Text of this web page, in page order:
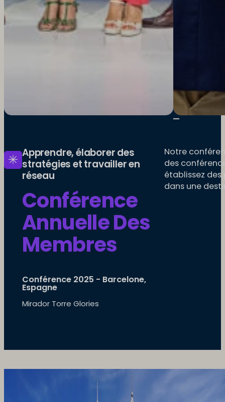
Apprendre, élaborer des
stratégies et travailler en
réseau
Conférence
Annuelle Des
Membres
Conférence 2025 - Barcelone,
Espagne
Mirador Torre Glories
Notre
des
établissez
dans une